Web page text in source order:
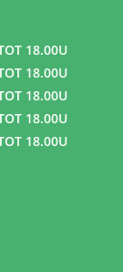
18.00U
18.00U
18.00U
18.00U
18.00U